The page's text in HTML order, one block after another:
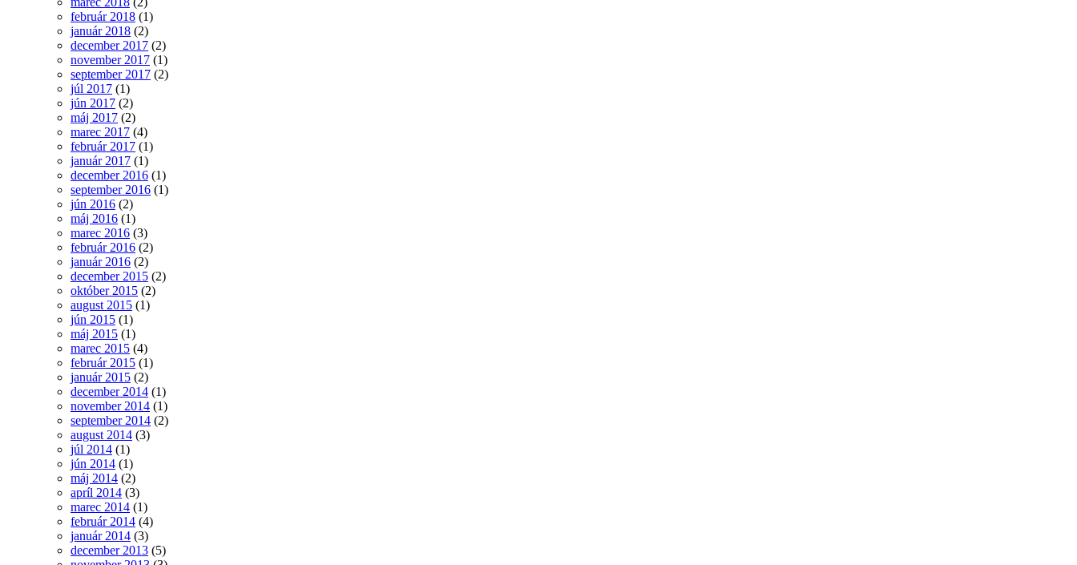
február 2018 (1)
január 2018 (2)
december 2017 (2)
november 2017 (1)
september 2017 (2)
júl 2017 (1)
jún 2017 (2)
máj 2017 (2)
marec 2017 (4)
február 2017 (1)
január 2017 (1)
december 2016 (1)
september 2016 (1)
jún 2016 (2)
máj 2016 (1)
marec 2016 (3)
február 2016 (2)
január 2016 (2)
december 2015 (2)
október 2015 (2)
august 2015 (1)
jún 2015 (1)
máj 2015 (1)
marec 2015 (4)
február 2015 (1)
január 2015 (2)
december 2014 (1)
november 2014 (1)
september 2014 (2)
august 2014 (3)
júl 2014 (1)
jún 2014 (1)
máj 2014 (2)
apríl 2014 (3)
marec 2014 (1)
február 2014 (4)
január 2014 (3)
december 2013 (5)